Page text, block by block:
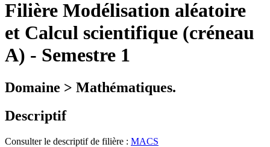
Filière Modélisation aléatoire
et Calcul scientifique (créneau
A) - Semestre 1
Domaine > Mathématiques.
Descriptif
Consulter le descriptif de filière : MACS